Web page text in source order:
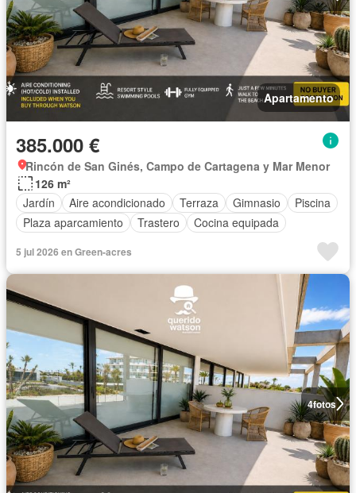
Apartamento
385.000 €
Rincón de San Ginés, Campo de Cartagena y Mar Menor
126 m²
Jardín
Aire acondicionado Terraza Gimnasio
Piscina
Plaza aparcamiento
Trastero Cocina equipada
5 jul 2026 en Green-acres
4fotos